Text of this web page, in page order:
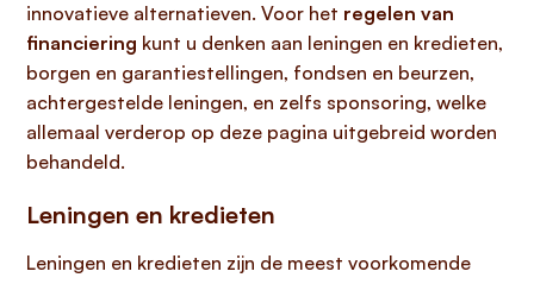
innovatieve alternatieven. Voor het regelen van
financiering kunt u denken aan leningen en kredieten,
borgen en garantiestellingen, fondsen en beurzen,
achtergestelde leningen, en zelfs sponsoring, welke
allemaal verderop op deze pagina uitgebreid worden
behandeld.
Leningen en kredieten
Leningen en kredieten zijn de meest voorkomende